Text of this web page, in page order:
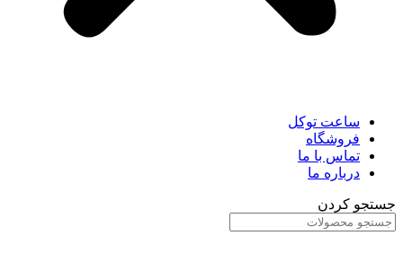
ساعت توکل
فروشگاه
تماس با ما
درباره ما
جستجو کردن